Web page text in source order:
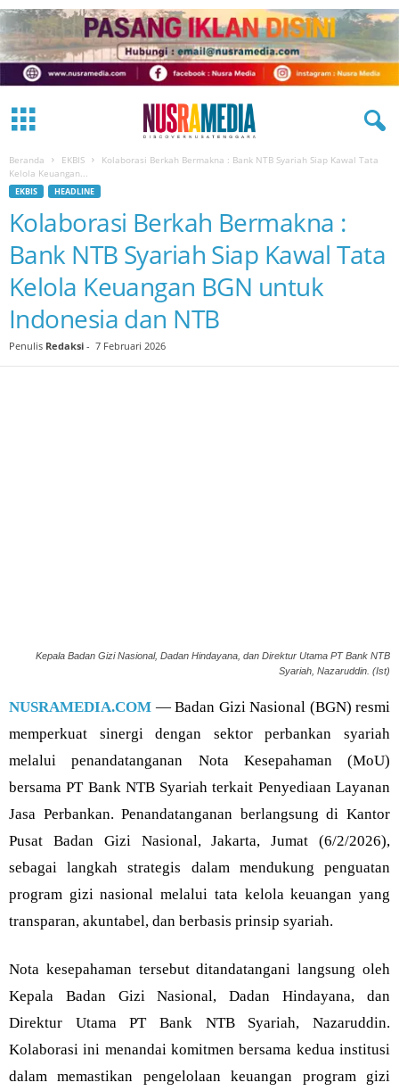
Beranda EKBIS
Kolaborasi Berkah Bermakna : Bank NTB Syariah Siap Kawal Tata
Kelola Keuangan...
EKBIS HEADLINE
Kolaborasi Berkah Bermakna :
Bank NTB Syariah Siap Kawal Tata
Kelola Keuangan BGN untuk
Indonesia dan NTB
Penulis Redaksi - 7 Februari 2026
Kepala Badan Gizi Nasional, Dadan Hindayana, dan Direktur Utama PT Bank NTB
Syariah, Nazaruddin. (Ist)
NUSRAMEDIA.COM — Badan Gizi Nasional (BGN) resmi
memperkuat sinergi dengan sektor perbankan syariah
melalui penandatanganan Nota Kesepahaman (MoU)
bersama PT Bank NTB Syariah terkait Penyediaan Layanan
Jasa Perbankan. Penandatanganan berlangsung di Kantor
Pusat Badan Gizi Nasional, Jakarta, Jumat (6/2/2026),
sebagai langkah strategis dalam mendukung penguatan
program gizi nasional melalui tata kelola keuangan yang
transparan, akuntabel, dan berbasis prinsip syariah.
Nota kesepahaman tersebut ditandatangani langsung oleh
Kepala Badan Gizi Nasional, Dadan Hindayana, dan
Direktur Utama PT Bank NTB Syariah, Nazaruddin.
Kolaborasi ini menandai komitmen bersama kedua institusi
dalam memastikan pengelolaan keuangan program gizi